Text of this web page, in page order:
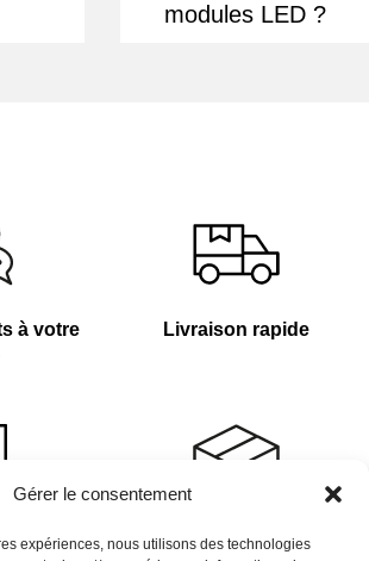
Gérer le consentement
expériences, nous utilisons des technologies
modules LED ?
à votre
Livraison rapide
Plus de 4 000 références